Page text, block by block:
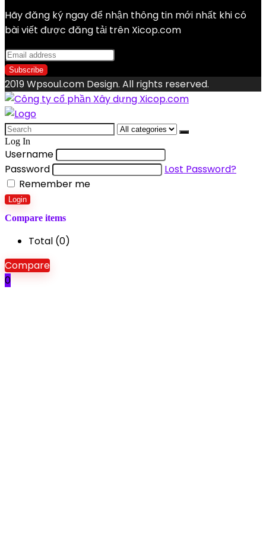
Hãy đăng ký ngay để nhận thông tin mới nhất khi có
bài viết được đăng tải trên Xicop.com
2019 Wpsoul.com Design. All rights reserved.
Search
for:
Log In
Username
Password
Lost Password?
Remember me
Login
Compare items
Total (0)
Compare
0